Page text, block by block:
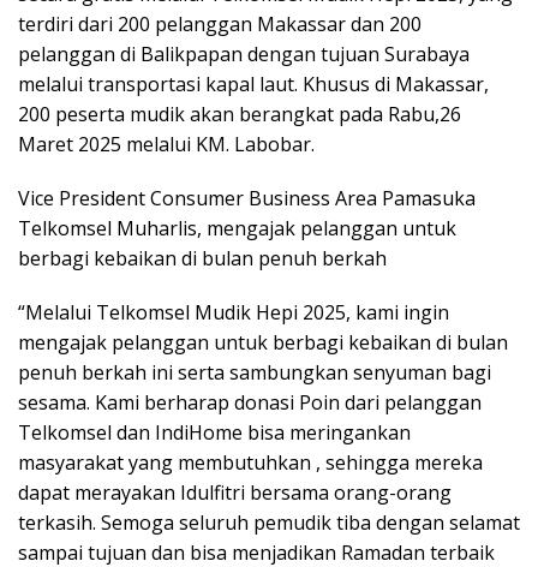
terdiri dari 200 pelanggan Makassar dan 200
pelanggan di Balikpapan dengan tujuan Surabaya
melalui transportasi kapal laut. Khusus di Makassar,
200 peserta mudik akan berangkat pada Rabu,26
Maret 2025 melalui KM. Labobar.
Vice President Consumer Business Area Pamasuka
Telkomsel Muharlis, mengajak pelanggan untuk
berbagi kebaikan di bulan penuh berkah
“Melalui Telkomsel Mudik Hepi 2025, kami ingin
mengajak pelanggan untuk berbagi kebaikan di bulan
penuh berkah ini serta sambungkan senyuman bagi
sesama. Kami berharap donasi Poin dari pelanggan
Telkomsel dan IndiHome bisa meringankan
masyarakat yang membutuhkan , sehingga mereka
dapat merayakan Idulfitri bersama orang-orang
terkasih. Semoga seluruh pemudik tiba dengan selamat
sampai tujuan dan bisa menjadikan Ramadan terbaik